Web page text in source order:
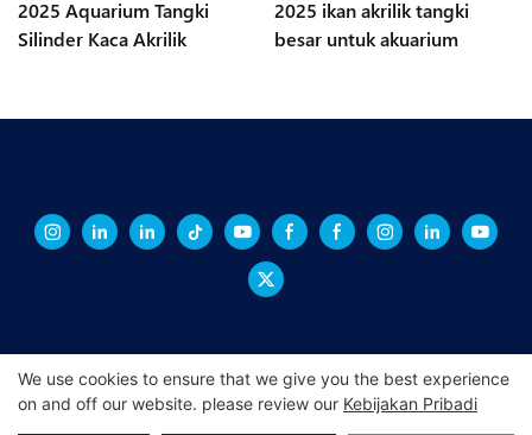
2025 Aquarium Tangki
Silinder Kaca Akrilik
2025 ikan akrilik tangki
besar untuk akuarium
Hak Cipta © 2024 XINGCHENG -xchacrylic.com| Peta Situs
We use cookies to ensure that we give you the best experience
on and off our website. please review our Kebijakan Pribadi